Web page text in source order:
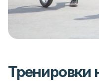
Тренировки